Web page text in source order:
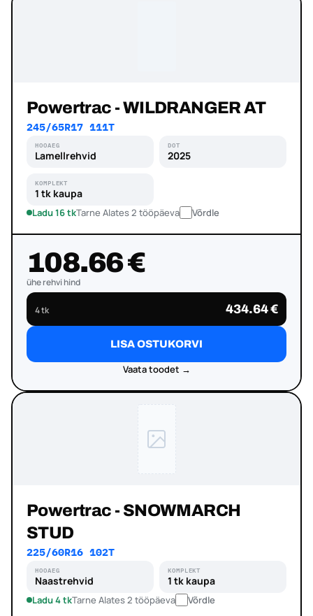
Powertrac - WILDRANGER AT
245/65R17 111T
HOOAEG
Lamellrehvid
DOT
2025
KOMPLEKT
1 tk kaupa
Ladu 16 tkTarne Alates 2 tööpäeva Võrdle
108.66 €
ühe rehvi hind
4 tk 434.64 €
LISA OSTUKORVI
Vaata toodet →
Powertrac - SNOWMARCH
STUD
225/60R16 102T
HOOAEG
Naastrehvid
KOMPLEKT
1 tk kaupa
Ladu 4 tkTarne Alates 2 tööpäeva Võrdle